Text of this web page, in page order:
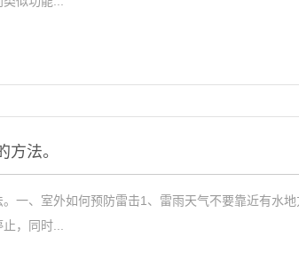
法。
一、室外如何预防雷击1、雷雨天气不要靠近有水
，同时...